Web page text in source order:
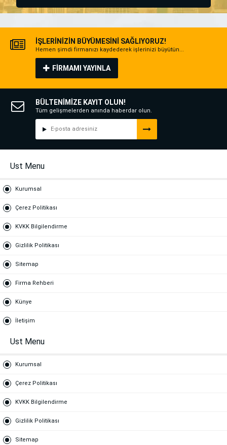
İŞLERİNİZİN BÜYÜMESİNİ SAĞLIYORUZ!
Hemen şimdi firmanızı kaydederek işlerinizi büyütün...
FİRMAMI YAYINLA
BÜLTENİMİZE KAYIT OLUN!
Tüm gelişmelerden anında haberdar olun.
Ust Menu
Kurumsal
Çerez Politikası
KVKK Bilgilendirme
Gizlilik Politikası
Sitemap
Firma Rehberi
Künye
İletişim
Ust Menu
Kurumsal
Çerez Politikası
KVKK Bilgilendirme
Gizlilik Politikası
Sitemap